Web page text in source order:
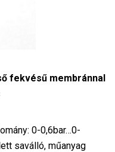
fekvésű membránnal
0-0,6bar…0-
saválló, műanyag